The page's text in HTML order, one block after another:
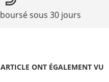
sous 30 jours
ONT ÉGALEMENT VU